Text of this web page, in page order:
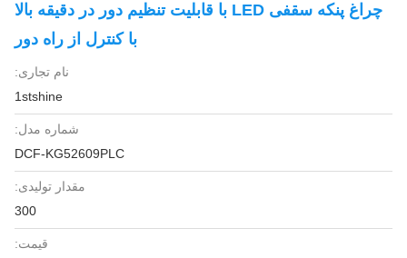
چراغ پنکه سقفی LED با قابلیت تنظیم دور در دقیقه بالا
با کنترل از راه دور
نام تجاری:
1stshine
شماره مدل:
DCF-KG52609PLC
مقدار تولیدی:
300
قیمت: